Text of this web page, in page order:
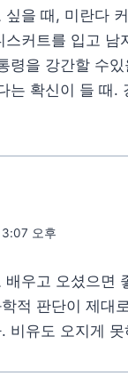
싶을 때, 미란다
스커트를 입고 남
령을 강간할 수
는 확신이 들 때.
오후
배우고 오셨으면
적 판단이 제대
비유도 오지게 못